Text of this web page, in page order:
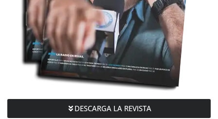
DESCARGA LA REVISTA